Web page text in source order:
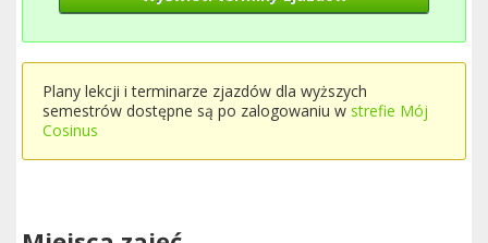
Plany lekcji i terminarze zjazdów dla wyższych
semestrów dostępne są po zalogowaniu w strefie Mój
Cosinus